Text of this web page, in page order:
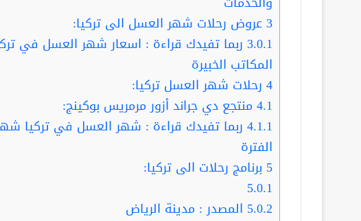
3عروض رحلات شهر العسل الى تركيا:
3.0.1 ربما تفيدك قراءة : اسعار شهر العسل في
المكاتب الخبيرة
4 رحلات شهر العسل تركيا:
4.1منتجع دي جراند أزور مرمريس بوكينج:
4.1.1 ربما تفيدك قراءة : شهر العسل في تركيا
الفترة
5 برنامج رحلات الى تركيا:
5.0.1
5.0.2 المصدر : مدينة الرياض